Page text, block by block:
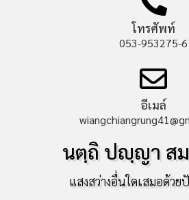
โทรศัพท์
053-953275-6
อีเมล์
นตฺถิ ปญฺญา ส
แสงสว่างอื่นใดเสมอด้ว